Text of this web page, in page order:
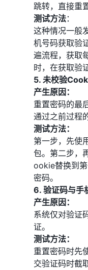
跳转，直接重
测试方法：
这种情况一般
机号码获取验
遍流程，获取
时，在获取验
5. 未校验
产生原因：
重置密码的最
通过之前过程
测试方法：
第一步，先使
包。第二步，
ookie替换到
密码。
6. 验证码与手
产生原因：
系统仅对验证
证。
测试方法：
重置密码时先
交验证码时截